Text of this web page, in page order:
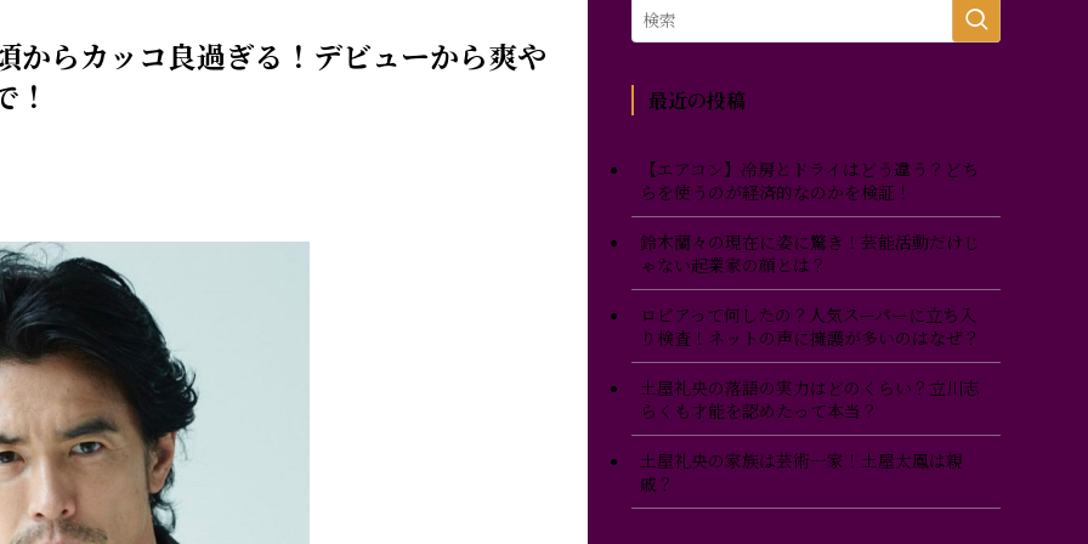
からカッコ良過ぎる！デビューから爽や
！
最近の投稿
【エアコン】冷房とドライはどう違う？どち
らを使うのが経済的なのかを検証！
鈴木蘭々の現在に姿に驚き！芸能活動だけじ
ゃない起業家の顔とは？
ロピアって何したの？人気スーパーに立ち入
り検査！ネットの声に擁護が多いのはなぜ？
土屋礼央の落語の実力はどのくらい？立川志
らくも才能を認めたって本当？
土屋礼央の家族は芸術一家！土屋太鳳は親
戚？